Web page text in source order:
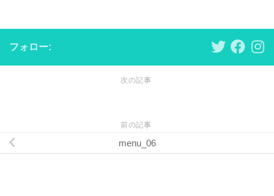
フォロー:
次の記事
前の記事
menu_06